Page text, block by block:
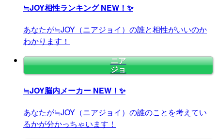
≒JOY相性ランキングNEW！✨
あなたが≒JOY（ニアジョイ）の誰と相性がいいのか
わかります！
ニア
ジョ
≒JOY脳内メーカー NEW！✨
あなたが≒JOY（ニアジョイ）の誰のことを考えてい
るかが分かっちゃいます！